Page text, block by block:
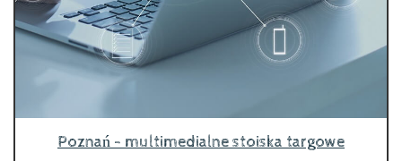
Poznań - multimedialne stoiska targowe